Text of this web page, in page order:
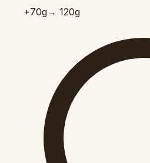
+70g→ 120g